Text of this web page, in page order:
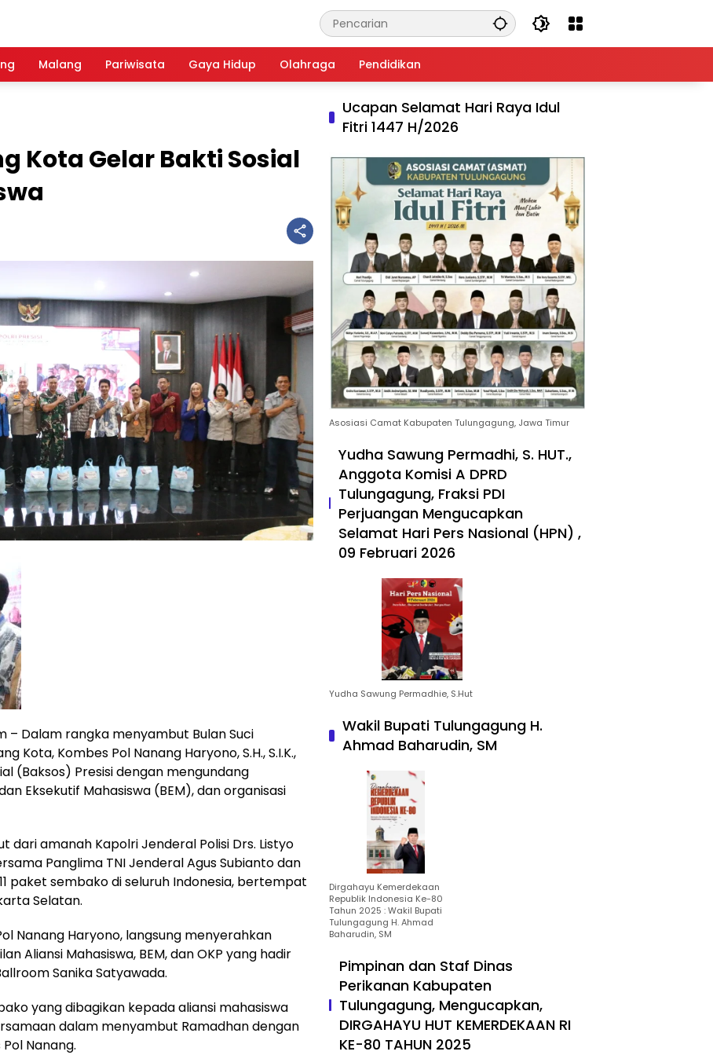
Malang Pariwisata Gaya Hidup Olahraga Pendidikan
Kota Gelar Bakti Sosial
– Dalam rangka menyambut Bulan Suci
Kota, Kombes Pol Nanang Haryono, S.H., S.I.K.,
(Baksos) Presisi dengan mengundang
Eksekutif Mahasiswa (BEM), dan organisasi
dari amanah Kapolri Jenderal Polisi Drs. Listyo
Panglima TNI Jenderal Agus Subianto dan
paket sembako di seluruh Indonesia, bertempat
Selatan.
Nanang Haryono, langsung menyerahkan
Aliansi Mahasiswa, BEM, dan OKP yang hadir
Sanika Satyawada.
yang dibagikan kepada aliansi mahasiswa
dalam menyambut Ramadhan dengan
Nanang.
Ucapan Selamat Hari Raya Idul
Fitri 1447 H/2026
Asosiasi Camat Kabupaten Tulungagung, Jawa Timur
Yudha Sawung Permadhi, S. HUT.,
Anggota Komisi A DPRD
Tulungagung, Fraksi PDI
Perjuangan Mengucapkan
Selamat Hari Pers Nasional (HPN) ,
09 Februari 2026
Yudha Sawung Permadhie, S.Hut
Wakil Bupati Tulungagung H.
Ahmad Baharudin, SM
Dirgahayu Kemerdekaan
Republik Indonesia Ke-80
Tahun 2025 : Wakil Bupati
Tulungagung H. Ahmad
Baharudin, SM
Pimpinan dan Staf Dinas
Perikanan Kabupaten
Tulungagung, Mengucapkan,
DIRGAHAYU HUT KEMERDEKAAN RI
KE-80 TAHUN 2025